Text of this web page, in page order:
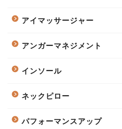
アイマッサージャー
アンガーマネジメント
インソール
ネックピロー
パフォーマンスアップ